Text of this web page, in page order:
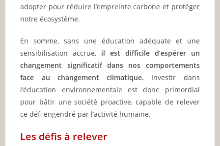
adopter pour réduire l’empreinte carbone et protéger
notre écosystème.
En somme, sans une éducation adéquate et une
sensibilisation accrue, il est difficile d’espérer un
changement significatif dans nos comportements
face au changement climatique. Investir dans
l’éducation environnementale est donc primordial
pour bâtir une société proactive, capable de relever
ce défi engendré par l’activité humaine.
Les défis à relever